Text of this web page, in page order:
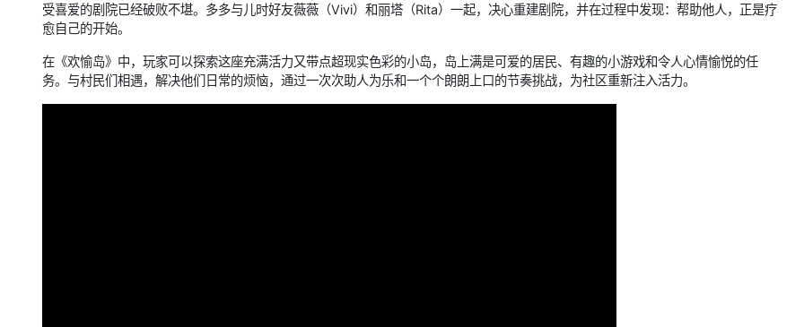
受喜爱的剧院已经破败不堪。多多与儿时好友薇薇（Vivi）和丽塔（Rita）一起，决心重建剧院，并在过程中发现：帮助他人，正是疗
愈自己的开始。
在《欢愉岛》中，玩家可以探索这座充满活力又带点超现实色彩的小岛，岛上满是可爱的居民、有趣的小游戏和令人心情愉悦的任
务。与村民们相遇，解决他们日常的烦恼，通过一次次助人为乐和一个个朗朗上口的节奏挑战，为社区重新注入活力。